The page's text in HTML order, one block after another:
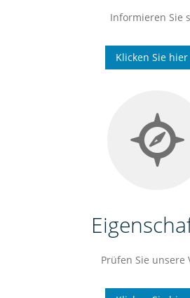
Informieren Sie
Klicken Sie hier
Prüfen Sie unsere